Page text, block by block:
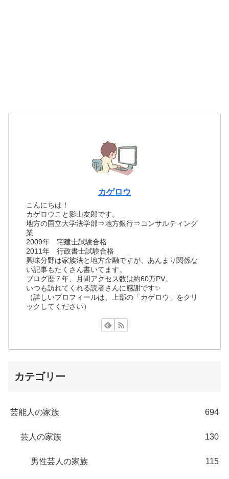
カゲロウ
こんにちは！
カゲロウこと影山友郎です。
地方の国立大学法学部⇒地方銀行⇒コンサルティング
業
2009年 宅建士試験合格
2011年 行政書士試験合格
興味分野は家族法と地方金融ですが、あんまり関係な
い記事もたくさん書いてます。
ブログ歴７年、月間アクセス数は約60万PV。
いつも訪れてくれる読者さんに感謝です✨
（詳しいプロフィールは、上部の「カゲロウ」をクリ
ックしてください）
カテゴリー
芸能人の家族 694
芸人の家族 130
男性芸人の家族 115